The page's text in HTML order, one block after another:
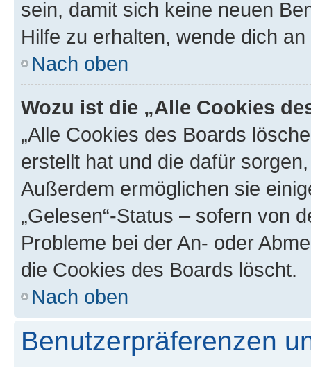
sein, damit sich keine neuen
Hilfe zu erhalten, wende dich
Nach oben
Wozu ist die „Alle Cookies
„Alle Cookies des Boards
erstellt hat und die dafür
Außerdem ermöglichen sie
„Gelesen“-Status – sofern von
Probleme bei der An- oder
die Cookies des Boards löscht.
Nach oben
Benutzerpräferenzen